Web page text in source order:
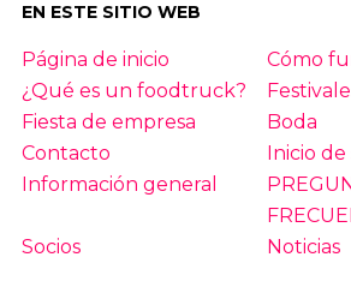
EN ESTE SITIO WEB
Página de inicio
Cómo
¿Qué es un foodtruck?
Fiesta de empresa
Boda
Contacto
Inicio
Información general
Socios
Noticias